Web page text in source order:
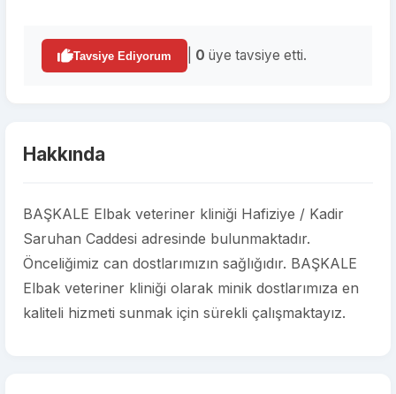
Tavsiye Ediyorum 0 üye tavsiye etti.
Hakkında
BAŞKALE Elbak veteriner kliniği Hafiziye / Kadir
Saruhan Caddesi adresinde bulunmaktadır.
Önceliğimiz can dostlarımızın sağlığıdır. BAŞKALE
Elbak veteriner kliniği olarak minik dostlarımıza en
kaliteli hizmeti sunmak için sürekli çalışmaktayız.